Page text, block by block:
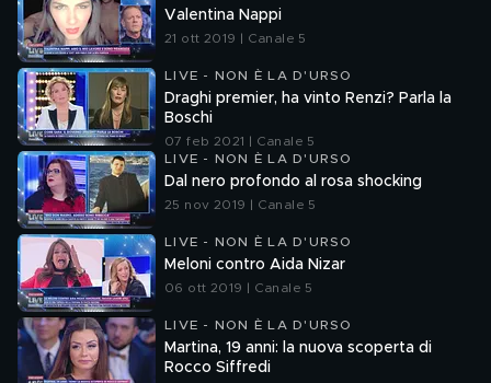
Valentina Nappi
21 ott 2019 | Canale 5
LIVE - NON È LA D'URSO
Draghi premier, ha vinto Renzi? Parla la
Boschi
07 feb 2021 | Canale 5
LIVE - NON È LA D'URSO
Dal nero profondo al rosa shocking
25 nov 2019 | Canale 5
LIVE - NON È LA D'URSO
Meloni contro Aida Nizar
06 ott 2019 | Canale 5
LIVE - NON È LA D'URSO
Martina, 19 anni: la nuova scoperta di
Rocco Siffredi